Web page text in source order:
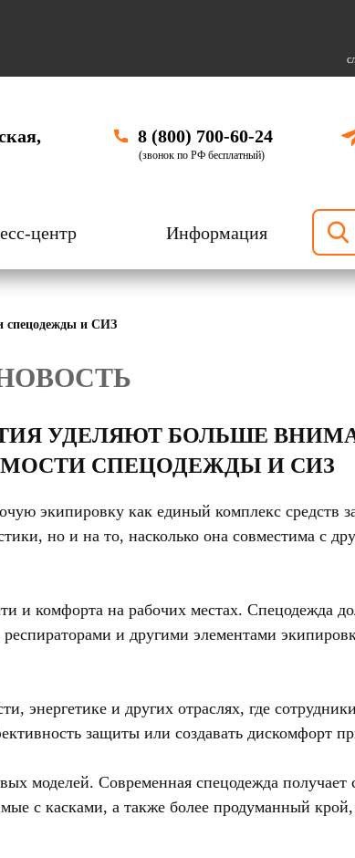
8 (800) 700-60-24
(звонок по РФ бесплатный)
центр Информация
спецодежды и СИЗ
УДЕЛЯЮТ БОЛЬШЕ
СПЕЦОДЕЖДЫ И СИЗ
экипировку как единый комплекс
но и на то, насколько она совместима с
и комфорта на рабочих местах. Спецодежда
и другими элементами
энергетике и других отраслях, где
защиты или создавать дискомфорт
моделей. Современная спецодежда
с касками, а также более продуманный